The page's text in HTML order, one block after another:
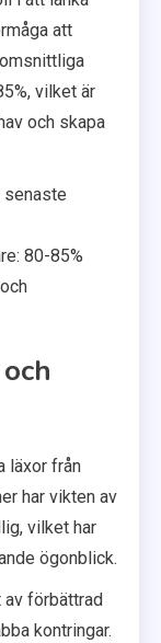
att
vilket är
och skapa
senaste
80-85%
läxor från
har vikten av
vilket har
ögonblick.
förbättrad
kontringar.